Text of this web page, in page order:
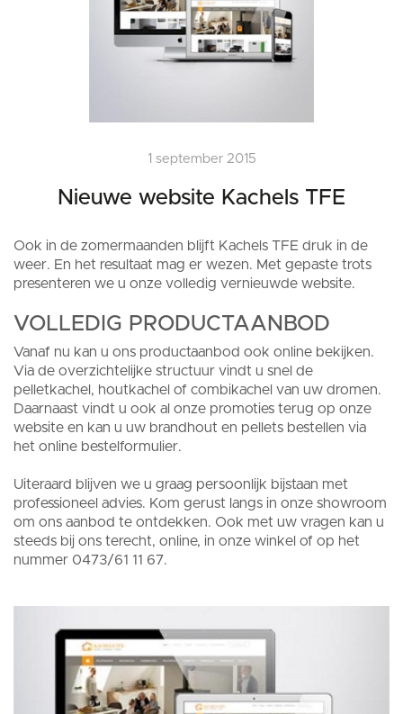
1 september 2015
Nieuwe website Kachels TFE
Ook in de zomermaanden blijft Kachels TFE druk in de
weer. En het resultaat mag er wezen. Met gepaste trots
presenteren we u onze volledig vernieuwde website.
VOLLEDIG PRODUCTAANBOD
Vanaf nu kan u ons productaanbod ook online bekijken.
Via de overzichtelijke structuur vindt u snel de
pelletkachel, houtkachel of combikachel van uw dromen.
Daarnaast vindt u ook al onze promoties terug op onze
website en kan u uw brandhout en pellets bestellen via
het online bestelformulier.
Uiteraard blijven we u graag persoonlijk bijstaan met
professioneel advies. Kom gerust langs in onze showroom
om ons aanbod te ontdekken. Ook met uw vragen kan u
steeds bij ons terecht, online, in onze winkel of op het
nummer 0473/61 11 67.